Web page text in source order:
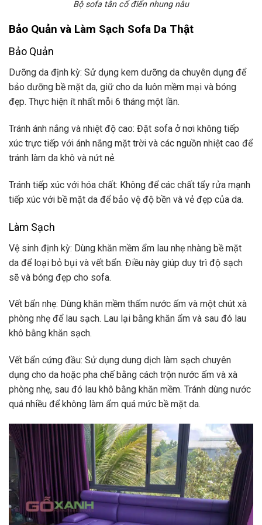
Bộ sofa tân cổ điển nhung nâu
Bảo Quản và Làm Sạch Sofa Da Thật
Bảo Quản
Dưỡng da định kỳ: Sử dụng kem dưỡng da chuyên dụng để
bảo dưỡng bề mặt da, giữ cho da luôn mềm mại và bóng
đẹp. Thực hiện ít nhất mỗi 6 tháng một lần.
Tránh ánh nắng và nhiệt độ cao: Đặt sofa ở nơi không tiếp
xúc trực tiếp với ánh nắng mặt trời và các nguồn nhiệt cao để
tránh làm da khô và nứt nẻ.
Tránh tiếp xúc với hóa chất: Không để các chất tẩy rửa mạnh
tiếp xúc với bề mặt da để bảo vệ độ bền và vẻ đẹp của da.
Làm Sạch
Vệ sinh định kỳ: Dùng khăn mềm ẩm lau nhẹ nhàng bề mặt
da để loại bỏ bụi và vết bẩn. Điều này giúp duy trì độ sạch
sẽ và bóng đẹp cho sofa.
Vết bẩn nhẹ: Dùng khăn mềm thấm nước ấm và một chút xà
phòng nhẹ để lau sạch. Lau lại bằng khăn ẩm và sau đó lau
khô bằng khăn sạch.
Vết bẩn cứng đầu: Sử dụng dung dịch làm sạch chuyên
dụng cho da hoặc pha chế bằng cách trộn nước ấm và xà
phòng nhẹ, sau đó lau khô bằng khăn mềm. Tránh dùng nước
quá nhiều để không làm ẩm quá mức bề mặt da.